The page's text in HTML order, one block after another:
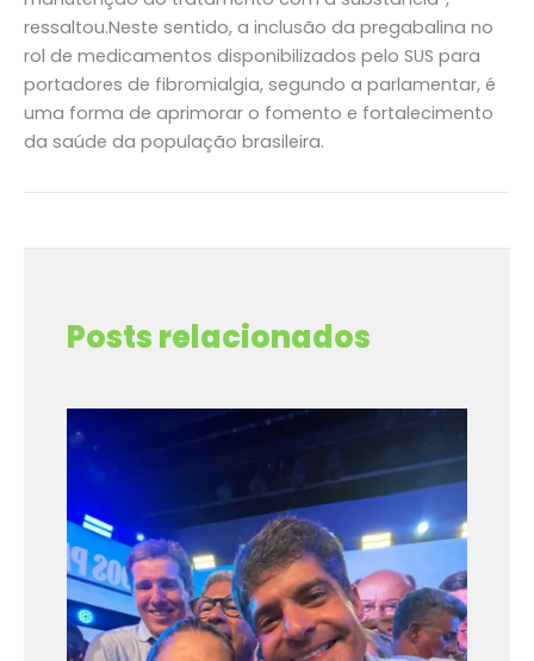
ressaltou.Neste sentido, a inclusão da pregabalina no
rol de medicamentos disponibilizados pelo SUS para
portadores de fibromialgia, segundo a parlamentar, é
uma forma de aprimorar o fomento e fortalecimento
da saúde da população brasileira.
Posts relacionados